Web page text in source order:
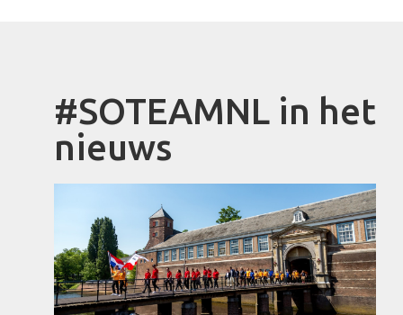
#SOTEAMNL in het
nieuws